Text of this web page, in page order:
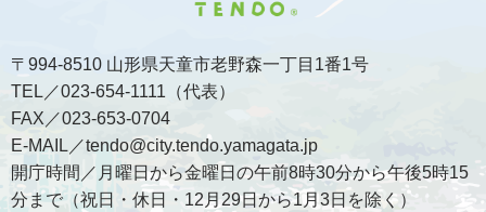
〒994-8510 山形県天童市老野森一丁目1番1号
TEL／023-654-1111（代表）
FAX／023-653-0704
E-MAIL／tendo@city.tendo.yamagata.jp
開庁時間／月曜日から金曜日の午前8時30分から午後5時15
分まで（祝日・休日・12月29日から1月3日を除く）